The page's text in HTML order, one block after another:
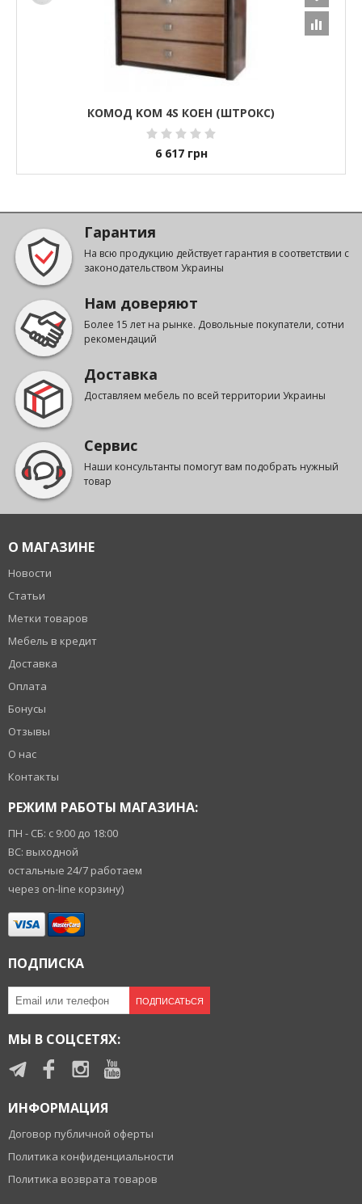
КОМОД KOM 4S КОЕН (ШТРОКС)
6 617 грн
Гарантия
На всю продукцию действует гарантия в соответствии с
законодательством Украины
Нам доверяют
Более 15 лет на рынке. Довольные покупатели, сотни
рекомендаций
Доставка
Доставляем мебель по всей территории Украины
Сервис
Наши консультанты помогут вам подобрать нужный
товар
О МАГАЗИНЕ
Новости
Статьи
Метки товаров
Мебель в кредит
Доставка
Оплата
Бонусы
Отзывы
О нас
Контакты
РЕЖИМ РАБОТЫ МАГАЗИНА:
ПН - СБ: с 9:00 до 18:00
ВС: выходной
остальные 24/7 работаем
через on-line корзину)
ПОДПИСКА
ПОДПИСАТЬСЯ
МЫ В СОЦСЕТЯХ:
ИНФОРМАЦИЯ
Договор публичной оферты
Политика конфиденциальности
Политика возврата товаров